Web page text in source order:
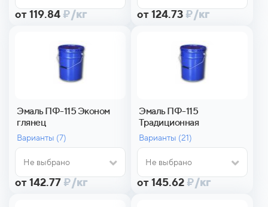
от 119.84 ₽/кг от 124.73 ₽/кг
Эмаль ПФ-115 Эконом
глянец
Варианты (7)
Не выбрано
от 142.77 ₽/кг
Эмаль ПФ-115
Традиционная
Варианты (21)
Не выбрано
от 145.62 ₽/кг